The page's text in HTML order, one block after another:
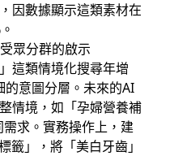
因數據顯示這類素材在
眾分群的啟示
這類情境化搜尋年增
的意圖分層。未來的AI
情境，如「孕婦營養補
求。實務操作上，建
籤」，將「美白牙齒」